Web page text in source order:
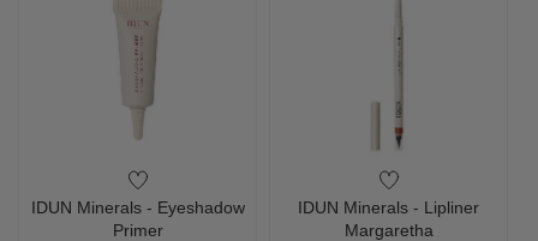
IDUN Minerals - Eyeshadow
Primer
IDUN Minerals - Lipliner
Margaretha